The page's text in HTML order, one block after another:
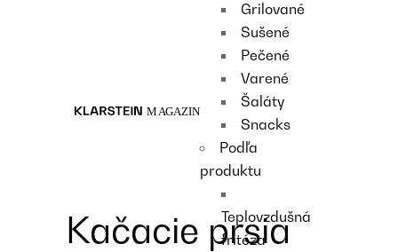
Grilované
Sušené
Pečené
Varené
Šaláty
Snacks
Podľa
produktu
Teplovzdušná
fritéza
Kačacie prsia